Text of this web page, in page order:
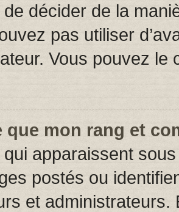
décider de la
pas utiliser
Vous pouvez
que mon rang et
apparaissent
postés ou
et